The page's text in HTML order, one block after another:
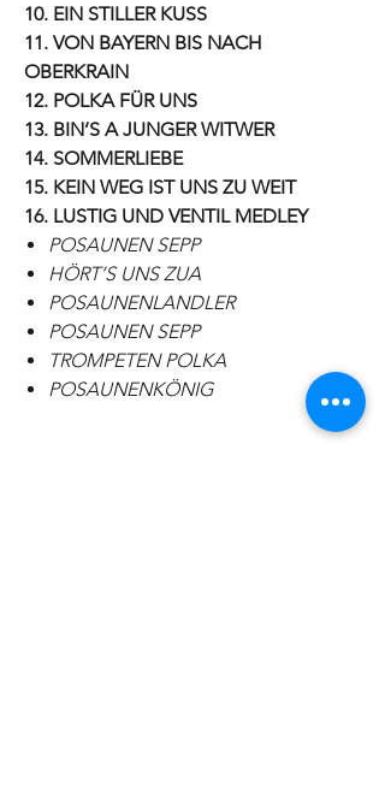
10. EIN STILLER KUSS
11. VON BAYERN BIS NACH
OBERKRAIN
12. POLKA FÜR UNS
13. BIN’S A JUNGER WITWER
14. SOMMERLIEBE
15. KEIN WEG IST UNS ZU WEIT
16. LUSTIG UND VENTIL MEDLEY
POSAUNEN SEPP
HÖRT’S UNS ZUA
POSAUNENLANDLER
POSAUNEN SEPP
TROMPETEN POLKA
POSAUNENKÖNIG